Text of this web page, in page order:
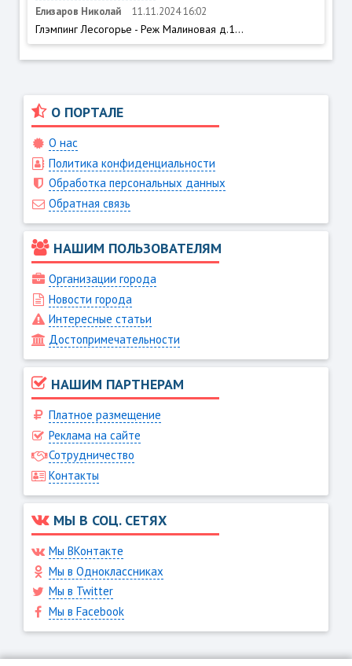
Елизаров Николай 11.11.2024 16:02
Глэмпинг Лесогорье - Реж Малиновая д.1...
О ПОРТАЛЕ
О нас
Политика конфиденциальности
Обработка персональных данных
Обратная связь
НАШИМ ПОЛЬЗОВАТЕЛЯМ
Организации города
Новости города
Интересные статьи
Достопримечательности
НАШИМ ПАРТНЕРАМ
Платное размещение
Реклама на сайте
Сотрудничество
Контакты
МЫ В СОЦ. СЕТЯХ
Мы ВКонтакте
Мы в Одноклассниках
Мы в Twitter
Мы в Facebook